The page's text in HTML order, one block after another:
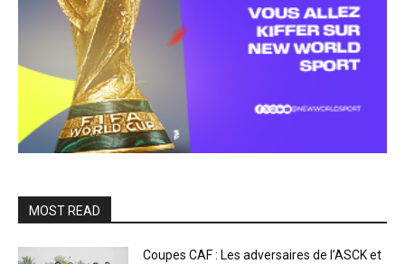
MOST READ
Coupes CAF : Les adversaires de l’ASCK et